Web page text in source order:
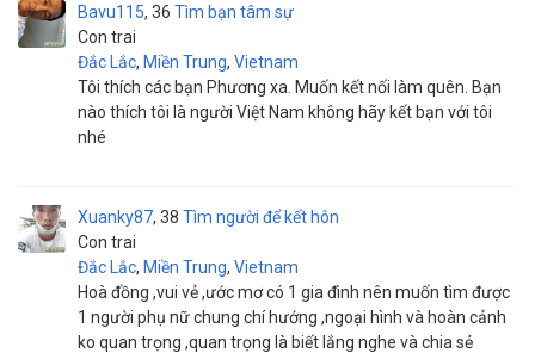
Bavu115
Con trai
36
Đắc Lắc, Miền Trung, Vietnam
Tìm bạn tâm sự
Tôi thích các bạn Phương xa. Muốn kết nối làm quên. Bạn
nào thích tôi là người Việt Nam không hãy kết bạn với tôi
nhé
Xuanky87
Con trai
38
Đắc Lắc, Miền Trung, Vietnam
Tìm người để kết hôn
Hoà đồng ,vui vẻ ,ước mơ có 1 gia đình nên muốn tìm được
1 người phụ nữ chung chí hướng ,ngoại hình và hoàn cảnh
ko quan trọng ,quan trọng là biết lắng nghe và chia sẻ